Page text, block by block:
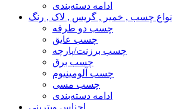
ادامه دسته‌بندی
انواع چسب , خمیر , گریس , لاک , رنگ
چسب دو طرفه
چسب عایق
چسب برزنت/پارچه
چسب برق
چسب آلومینیوم
چسب مسی
ادامه دسته‌بندی
اجناس ویترینی